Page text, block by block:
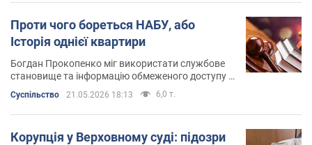
Проти чого бореться НАБУ, або
Історія однієї квартири
Богдан Прокопенко міг використати службове
становище та інформацію обмеженого доступу у
власних інтересах
Суспільство 21.05.2026 18:13 6,0 т.
Корупція у Верховному суді: підозри